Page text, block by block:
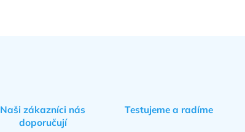
Naši zákazníci nás
doporučují
Testujeme a radíme